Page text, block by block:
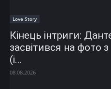
Love Story
Кінець інтриги:
засвітився на фото
(і...
08.08.2026